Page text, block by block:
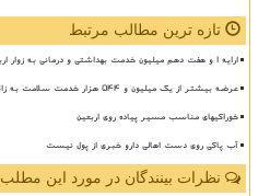
تازه ترین مطالب مرتبط
ارایه ۱ و هفت دهم میلیون خدمت بهداشتی و درمانی به زوار اربعین
عرضه بیشتر از یک میلیون و ۵۴۴ هزار خدمت سلامت به زائرین اربعین
خوراکیهای مناسب مسیر پیاده روی اربعین
آب پاکی روی دست اهالی دارو خبری از پول نیست
نظرات بینندگان در مورد این مطلب